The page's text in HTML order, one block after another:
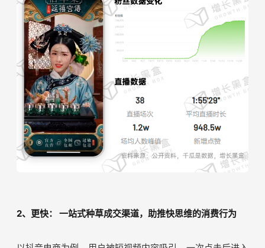
campaign如：2021年10月，佰草集新设立了一个为“佰草
集延禧宫正传”的抖音号，在直播间搭建了延禧宫场景，主
播们化身剧中人物演绎剧情，剧情间隙植入产品，激发观众
的观看兴趣。数据监测结果显示，抖音账号开播仅一周，就
收获了15.3万粉丝，自2021年10月27日开播后的一个月时
间内，38场直播场均观看人数峰值达到1.2万，甚至抢了佰
草集官方账号的风头。